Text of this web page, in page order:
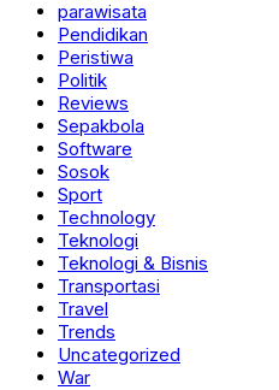
parawisata
Pendidikan
Peristiwa
Politik
Reviews
Sepakbola
Software
Sosok
Sport
Technology
Teknologi
Teknologi & Bisnis
Transportasi
Travel
Trends
Uncategorized
War